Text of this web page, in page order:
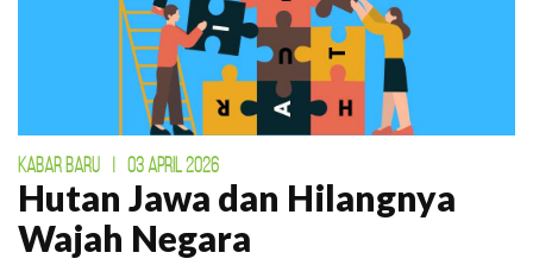
KABAR BARU 03 APRIL 2026
Hutan Jawa dan Hilangnya
Wajah Negara